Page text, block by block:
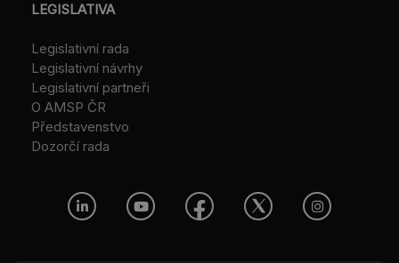
LEGISLATIVA
Legislativní rada
Legislativní návrhy
Legislativní partneři
O AMSP ČR
Představenstvo
Dozorčí rada